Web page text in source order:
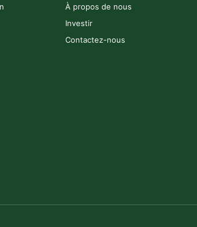
À propos de nous
Investir
Contactez-nous